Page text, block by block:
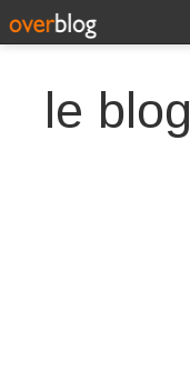
le